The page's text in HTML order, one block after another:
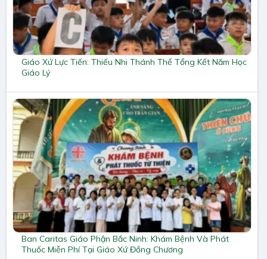
Giáo Xứ Lực Tiến: Thiếu Nhi Thánh Thể Tổng Kết Năm Học
Giáo Lý
Ban Caritas Giáo Phận Bắc Ninh: Khám Bệnh Và Phát
Thuốc Miễn Phí Tại Giáo Xứ Đồng Chương